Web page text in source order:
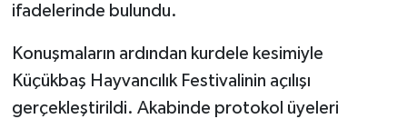
ifadelerinde bulundu.
Konuşmaların ardından kurdele kesimiyle
Küçükbaş Hayvancılık Festivalinin açılışı
gerçekleştirildi. Akabinde protokol üyeleri